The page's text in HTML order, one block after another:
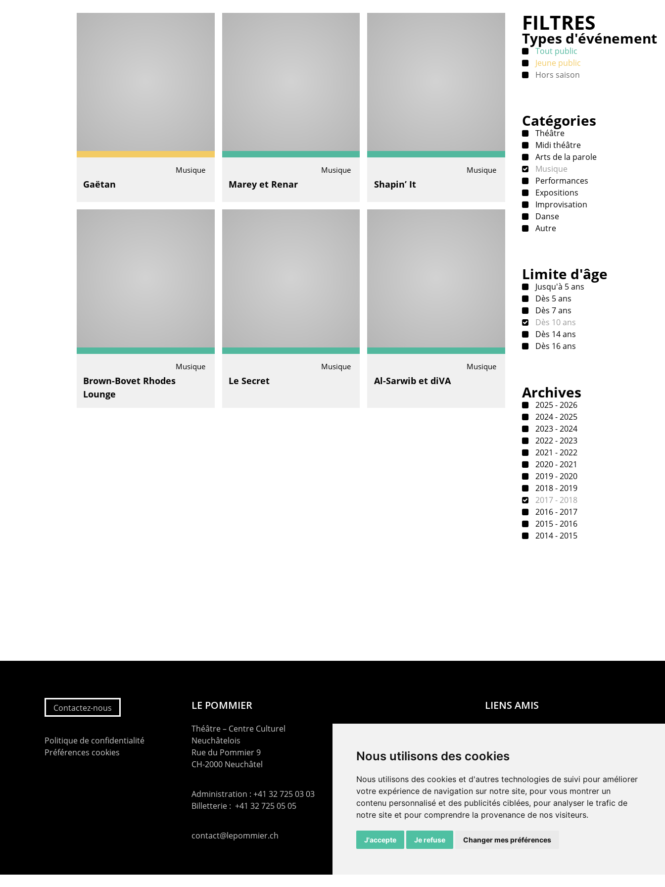
Nous utilisons des cookies
Nous utilisons des cookies et d'autres technologies de suivi pour améliorer
votre expérience de navigation sur notre site, pour vous montrer un
contenu personnalisé et des publicités ciblées, pour analyser le trafic de
notre site et pour comprendre la provenance de nos visiteurs.
J'accepte Je refuse Changer mes préférences
Musique
Gaëtan
Musique
Marey et Renar
Musique
Shapin’ It
Musique
Brown-Bovet Rhodes
Lounge
Musique
Le Secret
Musique
Al-Sarwib et diVA
FILTRES
Types d'événement
Tout public
Jeune public
Hors saison
Catégories
Théâtre
Midi théâtre
Arts de la parole
Musique
Performances
Expositions
Improvisation
Danse
Autre
Limite d'âge
Jusqu'à 5 ans
Dès 5 ans
Dès 7 ans
Dès 10 ans
Dès 14 ans
Dès 16 ans
Archives
2025 - 2026
2024 - 2025
2023 - 2024
2022 - 2023
2021 - 2022
2020 - 2021
2019 - 2020
2018 - 2019
2017 - 2018
2016 - 2017
2015 - 2016
2014 - 2015
Contactez-nous
Politique de confidentialité
Préférences cookies
LE POMMIER
Théâtre – Centre Culturel
Neuchâtelois
Rue du Pommier 9
CH-2000 Neuchâtel
Administration : +41 32 725 03 03
Billetterie : +41 32 725 05 05
contact@lepommier.ch
LIENS AMIS